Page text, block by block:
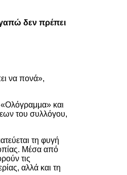
δεν πρέπει
να πονά»,
και
του συλλόγου,
τη φυγή
Μέσα από
τις
αλλά και τη